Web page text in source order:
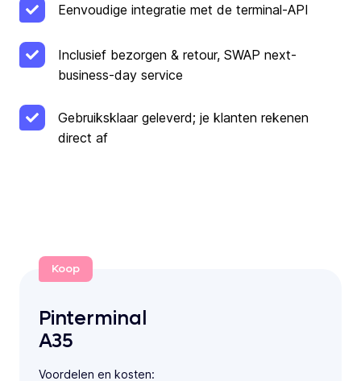
Eenvoudige integratie met de terminal-API
Inclusief bezorgen & retour, SWAP next-
business-day service
Gebruiksklaar geleverd; je klanten rekenen
direct af
Koop
Pinterminal
A35
Voordelen en kosten: